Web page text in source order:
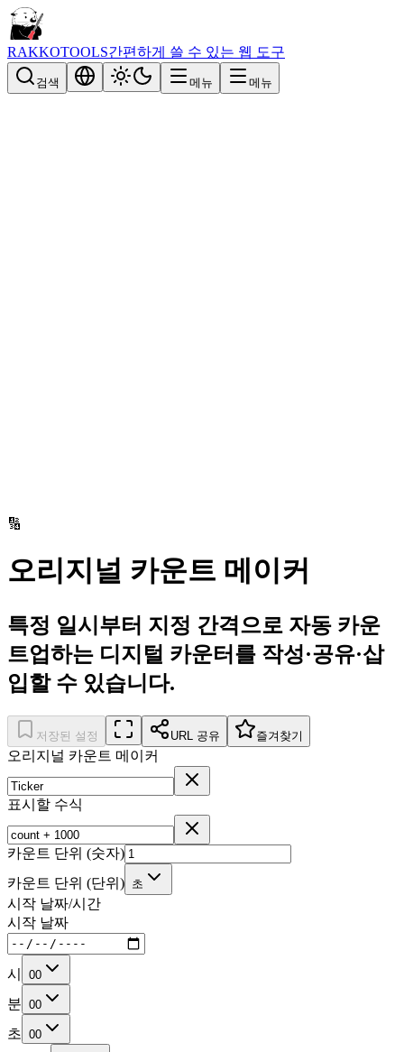
RAKKOTOOLS간편하게 쓸 수 있는 웹 도구
검색 메뉴 메뉴
🔢
오리지널 카운트 메이커
특정 일시부터 지정 간격으로 자동 카운
트업하는 디지털 카운터를 작성·공유·삽
입할 수 있습니다.
저장된 설정 URL 공유 즐겨찾기
오리지널 카운트 메이커
표시할 수식
카운트 단위 (숫자)
카운트 단위 (단위) 초
시작 날짜/시간
시작 날짜
시 00
분 00
초 00